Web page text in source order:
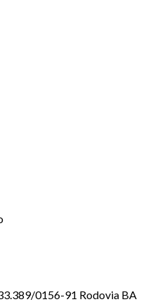
0156-91 Rodovia BA